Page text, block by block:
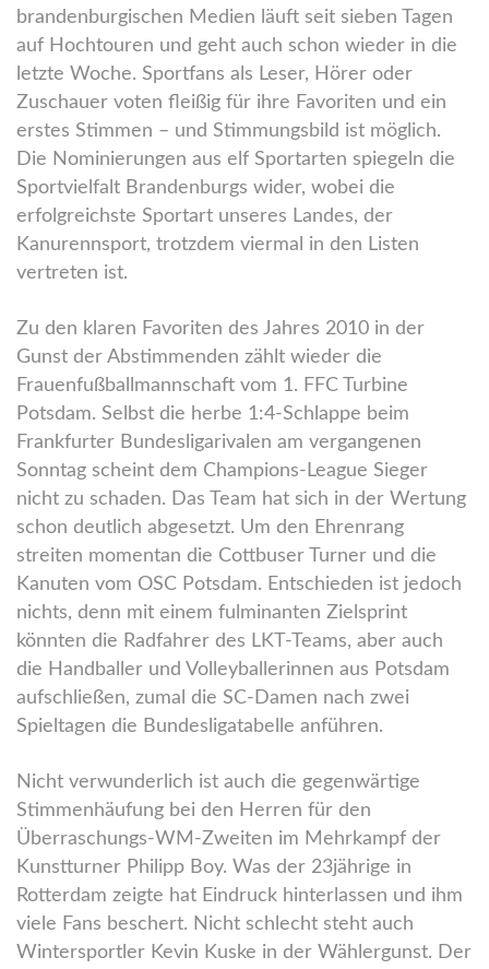
brandenburgischen Medien läuft seit sieben Tagen
auf Hochtouren und geht auch schon wieder in die
letzte Woche. Sportfans als Leser, Hörer oder
Zuschauer voten fleißig für ihre Favoriten und ein
erstes Stimmen – und Stimmungsbild ist möglich.
Die Nominierungen aus elf Sportarten spiegeln die
Sportvielfalt Brandenburgs wider, wobei die
erfolgreichste Sportart unseres Landes, der
Kanurennsport, trotzdem viermal in den Listen
vertreten ist.
Zu den klaren Favoriten des Jahres 2010 in der
Gunst der Abstimmenden zählt wieder die
Frauenfußballmannschaft vom 1. FFC Turbine
Potsdam. Selbst die herbe 1:4-Schlappe beim
Frankfurter Bundesligarivalen am vergangenen
Sonntag scheint dem Champions-League Sieger
nicht zu schaden. Das Team hat sich in der Wertung
schon deutlich abgesetzt. Um den Ehrenrang
streiten momentan die Cottbuser Turner und die
Kanuten vom OSC Potsdam. Entschieden ist jedoch
nichts, denn mit einem fulminanten Zielsprint
könnten die Radfahrer des LKT-Teams, aber auch
die Handballer und Volleyballerinnen aus Potsdam
aufschließen, zumal die SC-Damen nach zwei
Spieltagen die Bundesligatabelle anführen.
Nicht verwunderlich ist auch die gegenwärtige
Stimmenhäufung bei den Herren für den
Überraschungs-WM-Zweiten im Mehrkampf der
Kunstturner Philipp Boy. Was der 23jährige in
Rotterdam zeigte hat Eindruck hinterlassen und ihm
viele Fans beschert. Nicht schlecht steht auch
Wintersportler Kevin Kuske in der Wählergunst. Der